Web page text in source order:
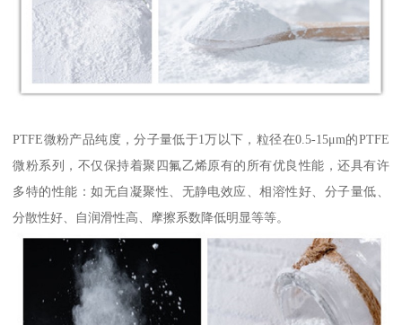
PTFE微粉产品纯度，分子量低于1万以下，粒径在0.5-15μm的PTFE
微粉系列，不仅保持着聚四氟乙烯原有的所有优良性能，还具有许
多特的性能：如无自凝聚性、无静电效应、相溶性好、分子量低、
分散性好、自润滑性高、摩擦系数降低明显等等。